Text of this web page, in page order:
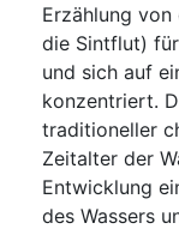
Erzählung von
die Sintflut)
und sich auf
konzentriert.
traditioneller
Zeitalter der
Entwicklung
des Wassers